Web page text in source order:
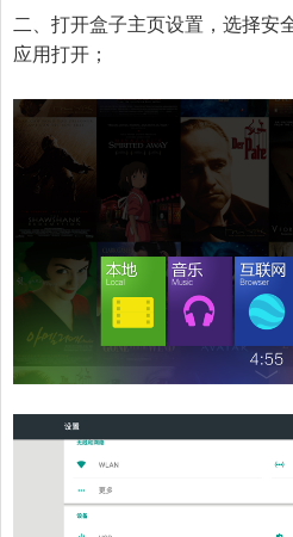
二、打开盒子主页设置，选择安
应用打开；